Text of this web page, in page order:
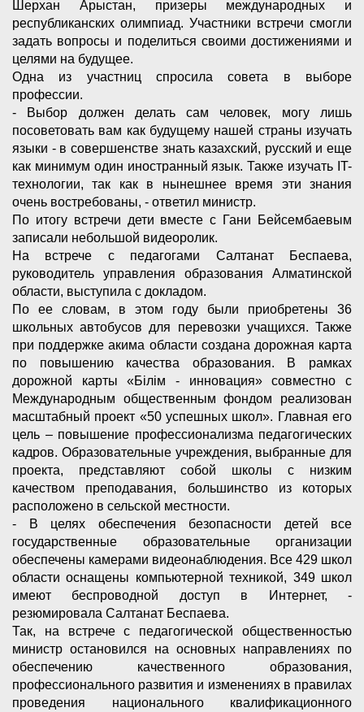
Шерхан Арыстан, призеры международных и
республиканских олимпиад. Участники встречи смогли
задать вопросы и поделиться своими достижениями и
целями на будущее.
Одна из участниц спросила совета в выборе
профессии.
- Выбор должен делать сам человек, могу лишь
посоветовать вам как будущему нашей страны изучать
языки - в совершенстве знать казахский, русский и еще
как минимум один иностранный язык. Также изучать IT-
технологии, так как в нынешнее время эти знания
очень востребованы, - ответил министр.
По итогу встречи дети вместе с Гани Бейсембаевым
записали небольшой видеоролик.
На встрече с педагогами Салтанат Беспаева,
руководитель управления образования Алматинской
области, выступила с докладом.
По ее словам, в этом году были приобретены 36
школьных автобусов для перевозки учащихся. Также
при поддержке акима области создана дорожная карта
по повышению качества образования. В рамках
дорожной карты «Білім - инновация» совместно с
Международным общественным фондом реализован
масштабный проект «50 успешных школ». Главная его
цель – повышение профессионализма педагогических
кадров. Образовательные учреждения, выбранные для
проекта, представляют собой школы с низким
качеством преподавания, большинство из которых
расположено в сельской местности.
- В целях обеспечения безопасности детей все
государственные образовательные организации
обеспечены камерами видеонаблюдения. Все 429 школ
области оснащены компьютерной техникой, 349 школ
имеют беспроводной доступ в Интернет, -
резюмировала Салтанат Беспаева.
Так, на встрече с педагогической общественностью
министр остановился на основных направлениях по
обеспечению качественного образования,
профессионального развития и изменениях в правилах
проведения национального квалификационного